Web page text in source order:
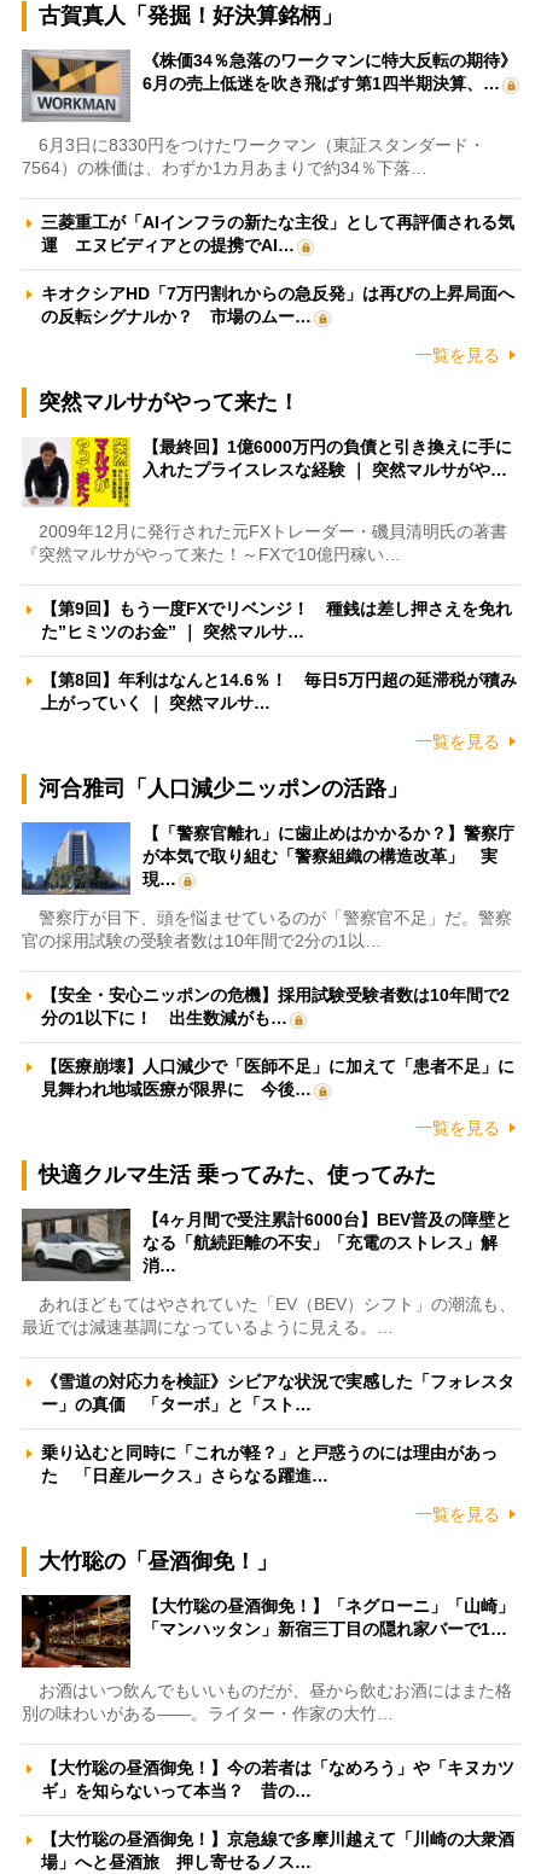
古賀真人「発掘！好決算銘柄」
《株価34％急落のワークマンに特大反転の期待》
6月の売上低迷を吹き飛ばす第1四半期決算、…
6月3日に8330円をつけたワークマン（東証スタンダード・
7564）の株価は、わずか1カ月あまりで約34％下落…
三菱重工が「AIインフラの新たな主役」として再評価される気
運 エヌビディアとの提携でAI…
キオクシアHD「7万円割れからの急反発」は再びの上昇局面へ
の反転シグナルか？ 市場のムー…
一覧を見る
突然マルサがやって来た！
【最終回】1億6000万円の負債と引き換えに手に
入れたプライスレスな経験 ｜ 突然マルサがや…
2009年12月に発行された元FXトレーダー・磯貝清明氏の著書
『突然マルサがやって来た！～FXで10億円稼い…
【第9回】もう一度FXでリベンジ！ 種銭は差し押さえを免れ
た”ヒミツのお金” ｜ 突然マルサ…
【第8回】年利はなんと14.6％！ 毎日5万円超の延滞税が積み
上がっていく ｜ 突然マルサ…
一覧を見る
河合雅司「人口減少ニッポンの活路」
【「警察官離れ」に歯止めはかかるか？】警察庁
が本気で取り組む「警察組織の構造改革」 実
現…
警察庁が目下、頭を悩ませているのが「警察官不足」だ。警察
官の採用試験の受験者数は10年間で2分の1以…
【安全・安心ニッポンの危機】採用試験受験者数は10年間で2
分の1以下に！ 出生数減がも…
【医療崩壊】人口減少で「医師不足」に加えて「患者不足」に
見舞われ地域医療が限界に 今後…
一覧を見る
快適クルマ生活 乗ってみた、使ってみた
【4ヶ月間で受注累計6000台】BEV普及の障壁と
なる「航続距離の不安」「充電のストレス」解
消…
あれほどもてはやされていた「EV（BEV）シフト」の潮流も、
最近では減速基調になっているように見える。…
《雪道の対応力を検証》シビアな状況で実感した「フォレスタ
ー」の真価 「ターボ」と「スト…
乗り込むと同時に「これが軽？」と戸惑うのには理由があっ
た 「日産ルークス」さらなる躍進…
一覧を見る
大竹聡の「昼酒御免！」
【大竹聡の昼酒御免！】「ネグローニ」「山崎」
「マンハッタン」新宿三丁目の隠れ家バーで1…
お酒はいつ飲んでもいいものだが、昼から飲むお酒にはまた格
別の味わいがある――。ライター・作家の大竹…
【大竹聡の昼酒御免！】今の若者は「なめろう」や「キヌカツ
ギ」を知らないって本当？ 昔の…
【大竹聡の昼酒御免！】京急線で多摩川越えて「川崎の大衆酒
場」へと昼酒旅 押し寄せるノス…